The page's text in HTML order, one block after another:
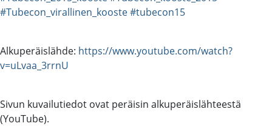
#Tubecon_virallinen_kooste#tubecon15
Alkuperäislähde: https://www.youtube.com/watch?
v=uLvaa_3rrnU
Sivun kuvailutiedot ovat peräisin alkuperäislähteestä
(YouTube).